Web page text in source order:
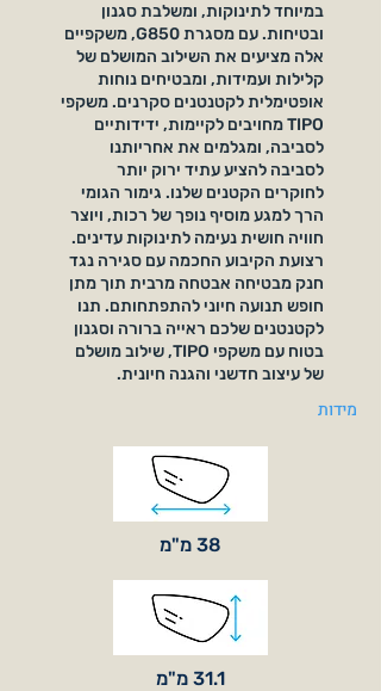
במיוחד לתינוקות, ומשלבת סגנון
ובטיחות. עם מסגרת G850, משקפיים
אלה מציעים את השילוב המושלם של
קלילות ועמידות, ומבטיחים נוחות
אופטימלית לקטנטנים סקרנים. משקפי
TIPO מחויבים לקיימות, ידידותיים
לסביבה, ומגלמים את אחריותנו
לסביבה להציע עתיד ירוק יותר
לחוקרים הקטנים שלנו. גימור הגומי
הרך למגע מוסיף נופך של רכות, ויוצר
חוויה חושית נעימה לתינוקות עדינים.
רצועת הקיבוע החכמה עם סגירה נגד
חנק מבטיחה אבטחה מרבית תוך מתן
חופש תנועה חיוני להתפתחותם. תנו
לקטנטנים שלכם ראייה ברורה וסגנון
בטוח עם משקפי TIPO, שילוב מושלם
של עיצוב חדשני והגנה חיונית.
מידות
38 מ"מ
31.1 מ"מ